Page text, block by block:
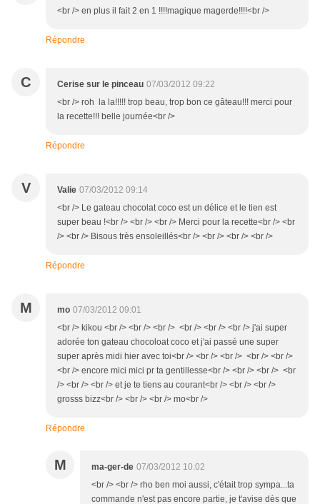
<br /> en plus il fait 2 en 1 !!!!magique magerde!!!!<br />
Répondre
C Cerise sur le pinceau 07/03/2012 09:22
<br /> roh la la!!!!! trop beau, trop bon ce gâteau!!! merci pour
la recette!!! belle journée<br />
Répondre
V Valie 07/03/2012 09:14
<br /> Le gateau chocolat coco est un délice et le tien est
super beau !<br /> <br /> <br /> Merci pour la recette<br /> <br
/> <br /> Bisous très ensoleillés<br /> <br /> <br /> <br />
Répondre
M mo 07/03/2012 09:01
<br /> kikou <br /> <br /> <br /> <br /> <br /> <br /> j'ai super
adorée ton gateau chocoloat coco et j'ai passé une super
super après midi hier avec toi<br /> <br /> <br /> <br /> <br />
<br /> encore mici mici pr ta gentillesse<br /> <br /> <br /> <br
/> <br /> <br /> et je te tiens au courant<br /> <br /> <br />
grosss bizz<br /> <br /> <br /> mo<br />
Répondre
M ma-ger-de 07/03/2012 10:02
<br /> <br /> rho ben moi aussi, c'était trop sympa...ta
commande n'est pas encore partie, je t'avise dès que